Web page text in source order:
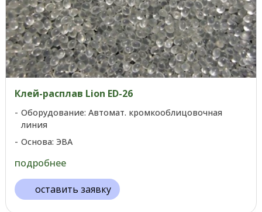
Клей-расплав Lion ED-26
Оборудование: Автомат. кромкооблицовочная
линия
Основа: ЭВА
подробнее
оставить заявку